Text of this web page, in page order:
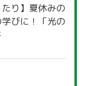
たり】夏休みの
びに！「光の